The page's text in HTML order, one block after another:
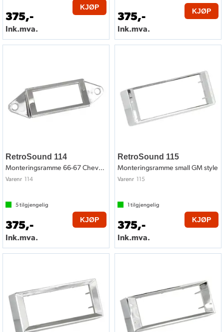
375,-
Ink.mva.
KJØP
375,-
Ink.mva.
KJØP
RetroSound 114
Monteringsramme 66-67 Chevelle style
Varenr 114
5tilgjengelig
375,-
Ink.mva.
KJØP
RetroSound 115
Monteringsramme small GM style
Varenr 115
1 tilgjengelig
375,-
Ink.mva.
KJØP